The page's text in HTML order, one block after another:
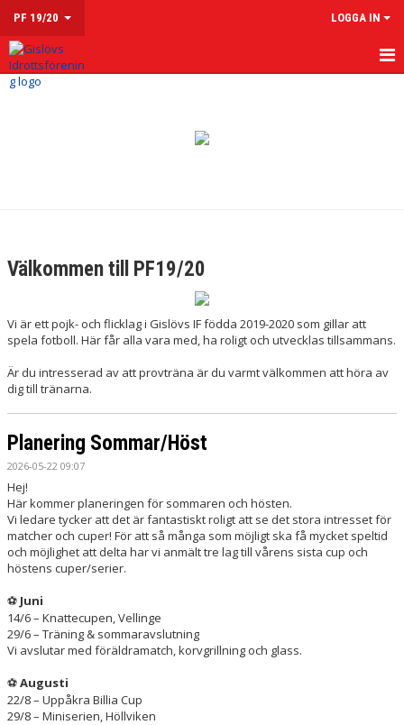
PF 19/20 LOGGA IN
HEM
KONTAKT
Välkommen till PF19/20
Vi är ett pojk- och flicklag i Gislövs IF födda 2019-2020 som gillar att
spela fotboll. Här får alla vara med, ha roligt och utvecklas tillsammans.
Är du intresserad av att provträna är du varmt välkommen att höra av
dig till tränarna.
Planering Sommar/Höst
2026-05-22 09:07
Hej!
Här kommer planeringen för sommaren och hösten.
Vi ledare tycker att det är fantastiskt roligt att se det stora intresset för
matcher och cuper! För att så många som möjligt ska få mycket speltid
och möjlighet att delta har vi anmält tre lag till vårens sista cup och
höstens cuper/serier.
⚽ Juni
14/6 – Knattecupen, Vellinge
29/6 – Träning & sommaravslutning
Vi avslutar med föräldramatch, korvgrillning och glass.
⚽ Augusti
22/8 – Uppåkra Billia Cup
29/8 – Miniserien, Höllviken